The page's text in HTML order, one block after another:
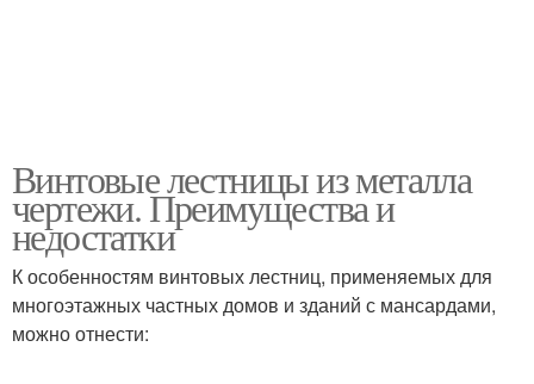
Винтовые лестницы из металла
чертежи. Преимущества и
недостатки
К особенностям винтовых лестниц, применяемых для
многоэтажных частных домов и зданий с мансардами,
можно отнести: